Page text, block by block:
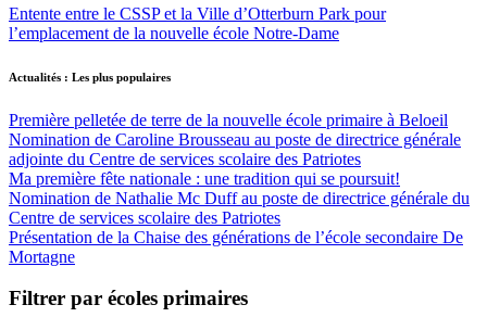
Entente entre le CSSP et la Ville d’Otterburn Park pour
l’emplacement de la nouvelle école Notre-Dame
Actualités : Les plus populaires
Première pelletée de terre de la nouvelle école primaire à Beloeil
Nomination de Caroline Brousseau au poste de directrice générale
adjointe du Centre de services scolaire des Patriotes
Ma première fête nationale : une tradition qui se poursuit!
Nomination de Nathalie Mc Duff au poste de directrice générale du
Centre de services scolaire des Patriotes
Présentation de la Chaise des générations de l’école secondaire De
Mortagne
Filtrer par écoles primaires